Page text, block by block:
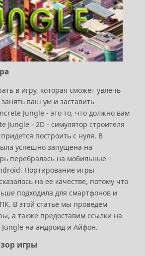
в игру, которая сможет увлечь
ваш ум и заставить
Jungle - это то, что должно вам
Jungle - 2D - симулятор строителя
построить с нуля. В
успешно запущена на
перебралась на мобильные
Портирование игры
на ее качестве, потому что
подходила для смартфонов и
В этой статье мы проведем
а также предоставим ссылки на
на андроид и Айфон.
игры